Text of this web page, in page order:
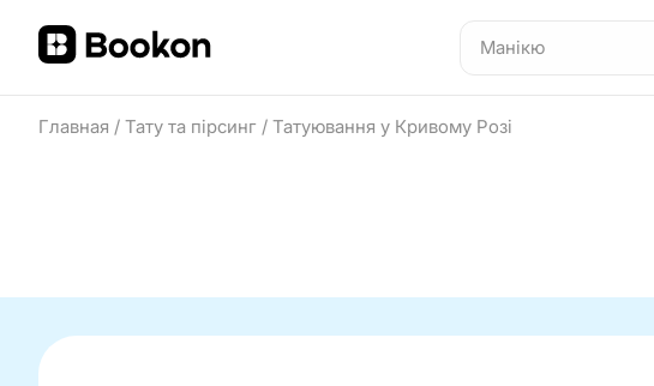
Главная / Тату та пірсинг / Татуювання у Кривому Розі